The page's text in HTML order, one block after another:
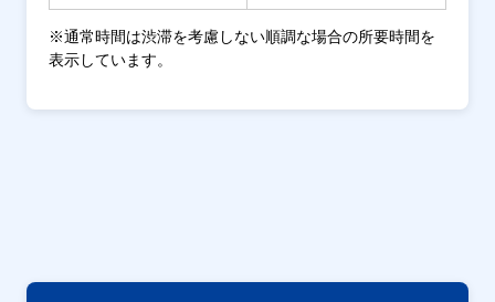
※通常時間は渋滞を考慮しない順調な場合の所要時間を
表示しています。